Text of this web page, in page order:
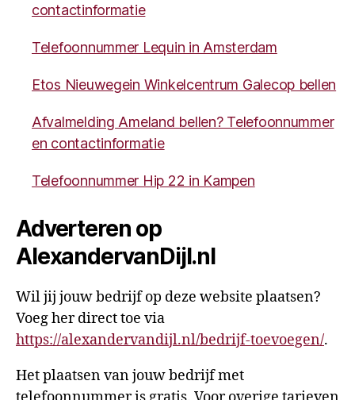
contactinformatie
Telefoonnummer Lequin in Amsterdam
Etos Nieuwegein Winkelcentrum Galecop bellen
Afvalmelding Ameland bellen? Telefoonnummer
en contactinformatie
Telefoonnummer Hip 22 in Kampen
Adverteren op
AlexandervanDijl.nl
Wil jij jouw bedrijf op deze website plaatsen?
Voeg her direct toe via
https://alexandervandijl.nl/bedrijf-toevoegen/.
Het plaatsen van jouw bedrijf met